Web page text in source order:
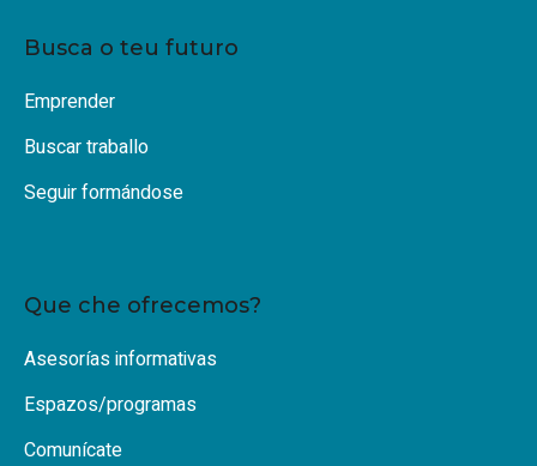
Busca o teu futuro
Emprender
Buscar traballo
Seguir formándose
Que che ofrecemos?
Asesorías informativas
Espazos/programas
Comunícate